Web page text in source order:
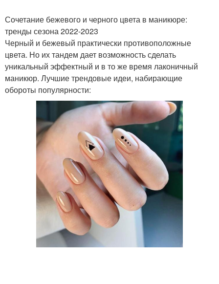
стразами
Шеллак со стразами Страз для ногтей
Стразы для ногтей Стразы на шеллаке
Страз на шеллак
Стразы в домашних
условиях
Стразы на гель-лак Стразы на гель
Сочетание бежевого и черного цвета в маникюре:
тренды сезона 2022-2023
Черный и бежевый практически противоположные
цвета. Но их тандем дает возможность сделать
уникальный эффектный и в то же время лаконичный
маникюр. Лучшие трендовые идеи, набирающие
обороты популярности: